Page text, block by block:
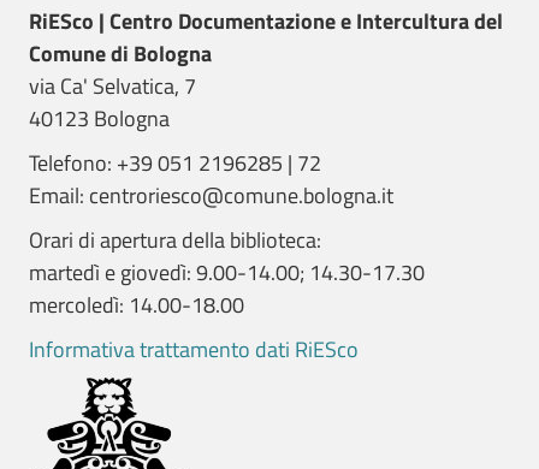
RiESco | Centro Documentazione e Intercultura del
Comune di Bologna
via Ca' Selvatica, 7
40123 Bologna
Telefono: +39 051 2196285 | 72
Email: centroriesco@comune.bologna.it
Orari di apertura della biblioteca:
martedì e giovedì: 9.00-14.00; 14.30-17.30
mercoledì: 14.00-18.00
Informativa trattamento dati RiESco